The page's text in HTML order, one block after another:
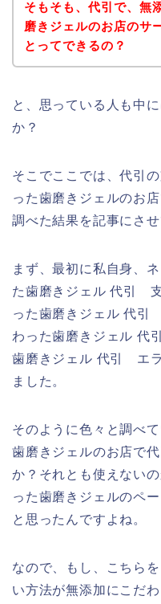
そもそも、代引で、無
磨きジェルのお店のサ
とってできるの？
と、思っている人も中
か？
そこでここでは、代引
った歯磨きジェルのお
調べた結果を記事にさせ
まず、最初に私自身、
た歯磨きジェル 代引
った歯磨きジェル 代引
わった歯磨きジェル 代
歯磨きジェル 代引 エ
ました。
そのように色々と調べ
歯磨きジェルのお店で
か？それとも使えない
った歯磨きジェルのペ
と思ったんですよね。
なので、もし、こちら
い方法が無添加にこだ